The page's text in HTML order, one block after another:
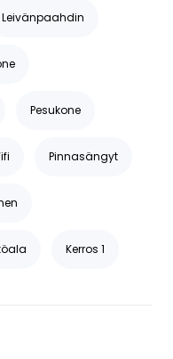
Leivänpaahdin
Pesukone
Pinnasängyt
Kerros 1